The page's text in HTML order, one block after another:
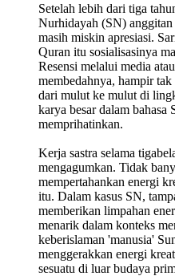
Setelah lebih dari tiga
Nurhidayah (SN)
masih miskin apresiasi.
Quran itu sosialisasinya
Resensi melalui media
membedahnya, hampir
dari mulut ke mulut di
karya besar dalam bahasa
memprihatinkan.
Kerja sastra selama
mengagumkan. Tidak
mempertahankan energi
itu. Dalam kasus SN,
memberikan limpahan
menarik dalam konteks
keberislaman 'manusia'
menggerakkan energi
sesuatu di luar budaya